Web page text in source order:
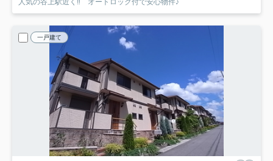
人気の谷上駅近く‼ オートロック付で安心物件♪
一戸建て